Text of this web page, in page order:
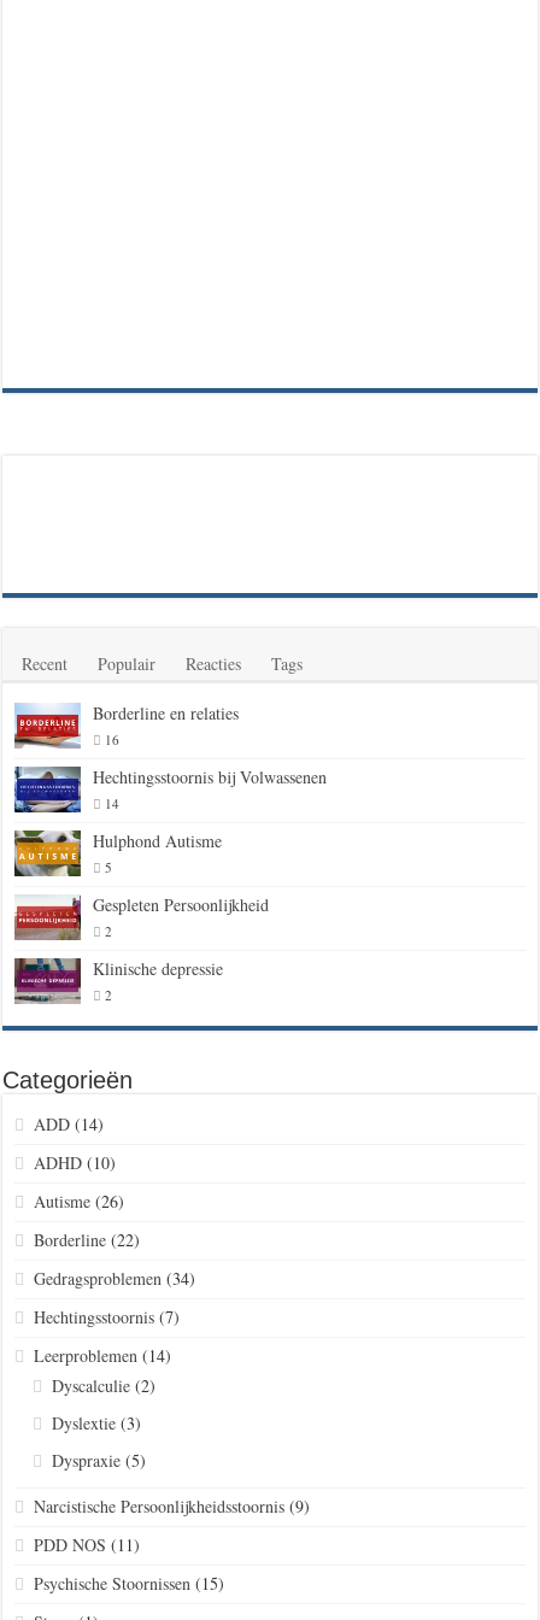
Recent Populair Reacties Tags
Borderline en relaties
16
Hechtingsstoornis bij Volwassenen
14
Hulphond Autisme
5
Gespleten Persoonlijkheid
2
Klinische depressie
2
Categorieën
ADD(14)
ADHD(10)
Autisme(26)
Borderline(22)
Gedragsproblemen(34)
Hechtingsstoornis(7)
Leerproblemen(14)
Dyscalculie(2)
Dyslextie(3)
Dyspraxie(5)
Narcistische Persoonlijkheidsstoornis(9)
PDD NOS (11)
Psychische Stoornissen(15)